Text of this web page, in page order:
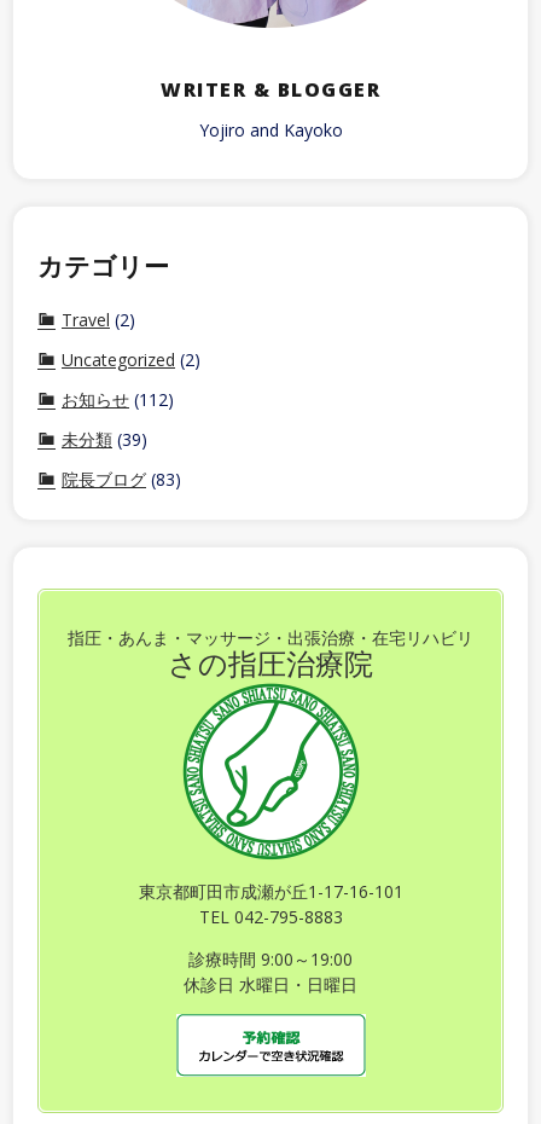
WRITER & BLOGGER
Yojiro and Kayoko
カテゴリー
Travel (2)
Uncategorized (2)
お知らせ (112)
未分類 (39)
院長ブログ (83)
指圧・あんま・マッサージ・出張治療・在宅リハビリ
さの指圧治療院
東京都町田市成瀬が丘1-17-16-101
TEL 042-795-8883
診療時間 9:00～19:00
休診日 水曜日・日曜日